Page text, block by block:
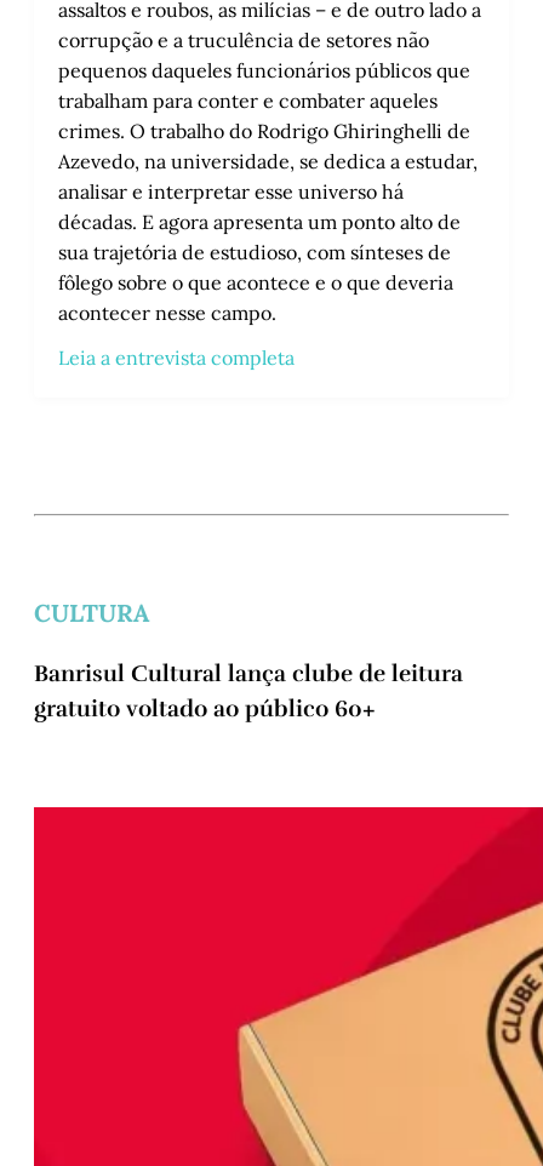
assaltos e roubos, as milícias – e de outro lado a
corrupção e a truculência de setores não
pequenos daqueles funcionários públicos que
trabalham para conter e combater aqueles
crimes. O trabalho do Rodrigo Ghiringhelli de
Azevedo, na universidade, se dedica a estudar,
analisar e interpretar esse universo há
décadas. E agora apresenta um ponto alto de
sua trajetória de estudioso, com sínteses de
fôlego sobre o que acontece e o que deveria
acontecer nesse campo.
Leia a entrevista completa
CULTURA
Banrisul Cultural lança clube de leitura
gratuito voltado ao público 60+